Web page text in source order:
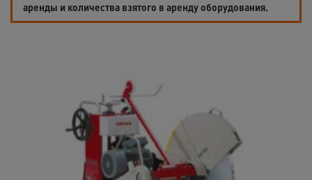
аренды и количества взятого в аренду оборудования.